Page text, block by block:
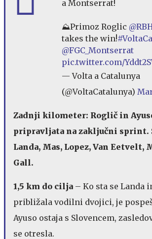
a Montserrat!
⛰️Primoz Roglic
takes the win!
@FGC_Montserrat
pic.twitter.com/
— Volta a Catalunya
(@VoltaCatalunya)
Zadnji kilometer: Roglič in
pripravljata na zaključni sprint.
Landa, Mas, Lopez, Van Eetvelt,
Gall.
1,5 km do cilja – Ko sta se Landa
približala vodilni dvojici, je
Ayuso ostaja s Slovencem,
se otresla.